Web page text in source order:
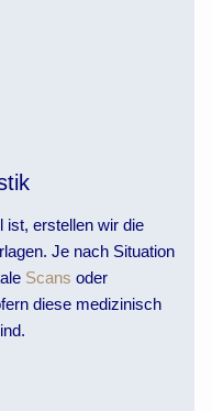
ist, erstellen wir die
Je nach Situation
Scans oder
diese medizinisch